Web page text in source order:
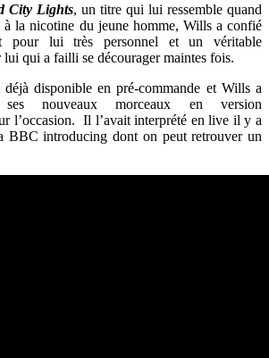
City Lights, un titre qui lui ressemble quand
à la nicotine du jeune homme, Wills a confié
pour lui très personnel et un véritable
lui qui a failli se décourager maintes fois.
déjà disponible en pré-commande et Wills a
nouveaux morceaux en version
l’occasion. Il l’avait interprété en live il y a
BBC introducing dont on peut retrouver un